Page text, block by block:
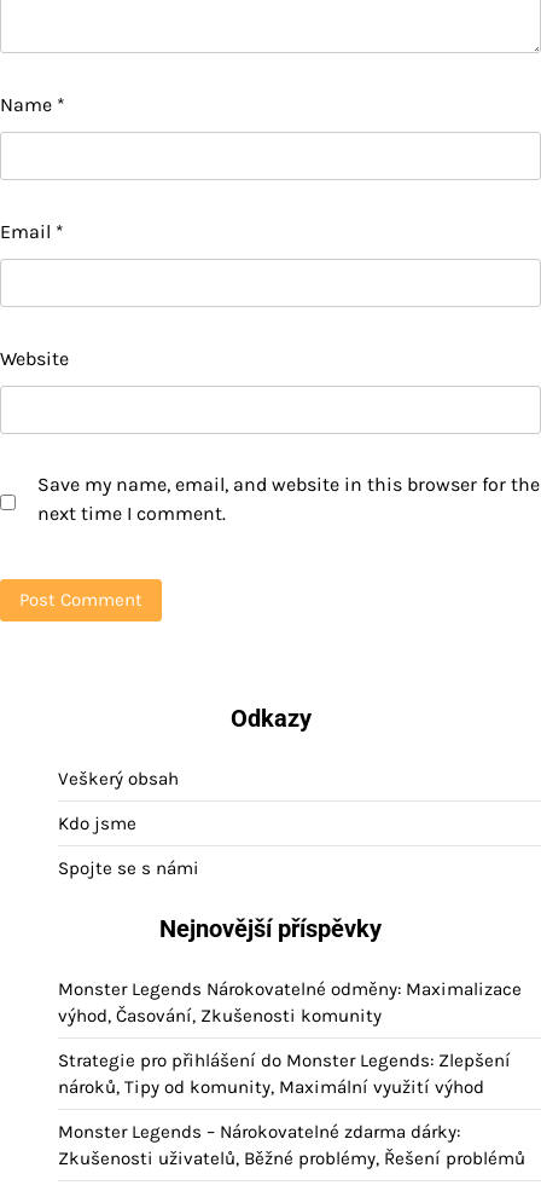
Name *
Email *
Website
Save my name, email, and website in this browser for the
next time I comment.
Odkazy
Veškerý obsah
Kdo jsme
Spojte se s námi
Nejnovější příspěvky
Monster Legends Nárokovatelné odměny: Maximalizace
výhod, Časování, Zkušenosti komunity
Strategie pro přihlášení do Monster Legends: Zlepšení
nároků, Tipy od komunity, Maximální využití výhod
Monster Legends – Nárokovatelné zdarma dárky:
Zkušenosti uživatelů, Běžné problémy, Řešení problémů